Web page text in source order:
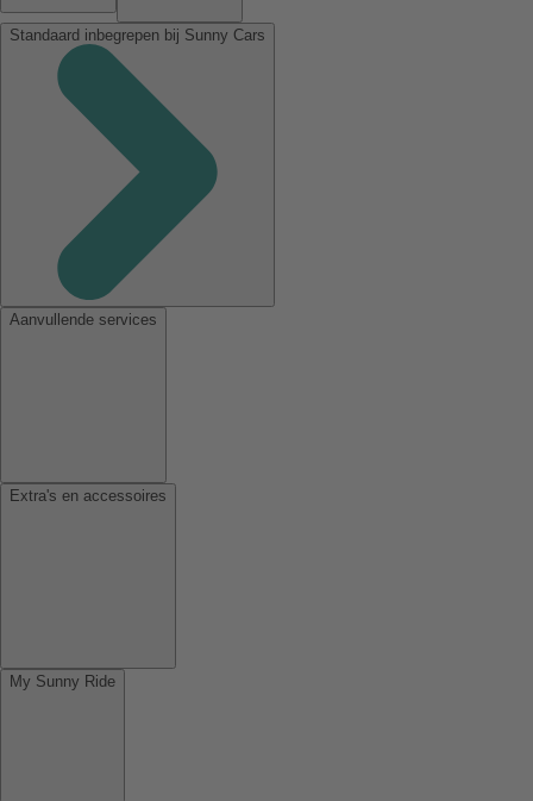
Standaard inbegrepen bij Sunny Cars
Aanvullende services
Extra's en accessoires
My Sunny Ride